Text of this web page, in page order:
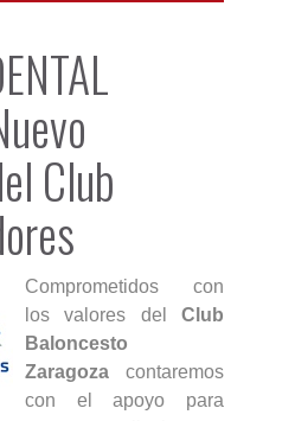
Club
Comprometidos con
los valores del Club
Baloncesto
Zaragoza contaremos
con el apoyo para